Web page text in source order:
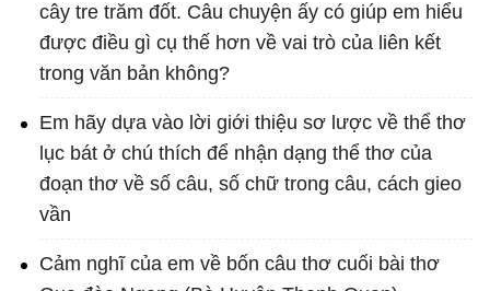
cây tre trăm đốt. Câu chuyện ấy có giúp em hiểu
được điều gì cụ thế hơn về vai trò của liên kết
trong văn bản không?
Em hãy dựa vào lời giới thiệu sơ lược về thể thơ
lục bát ở chú thích để nhận dạng thể thơ của
đoạn thơ về số câu, số chữ trong câu, cách gieo
vần
Cảm nghĩ của em về bốn câu thơ cuối bài thơ